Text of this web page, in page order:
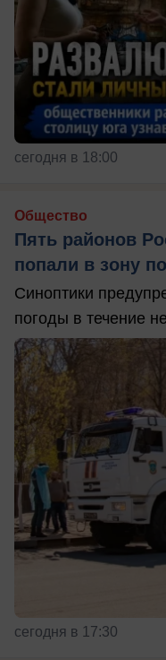
сегодня в 18:00
Общество
Пять районов
попали в зону
Синоптики
погоды в течение
сегодня в 17:30